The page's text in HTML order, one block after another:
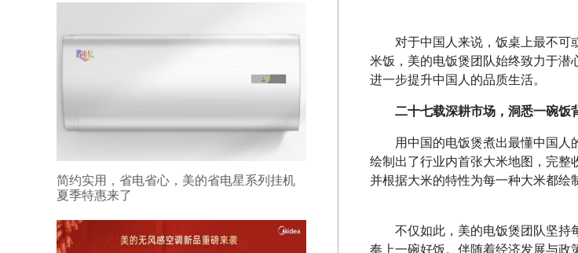
简约实用，省电省心，美的省电星系列挂机
夏季特惠来了
对于中国人来说，饭桌上最不可
米饭，美的电饭煲团队始终致力于潜
进一步提升中国人的品质生活。
二十七载深耕市场，洞悉一碗饭
用中国的电饭煲煮出最懂中国人
绘制出了行业内首张大米地图，完整
并根据大米的特性为每一种大米都绘
不仅如此，美的电饭煲团队坚持
奉上一碗好饭。伴随着经济发展与